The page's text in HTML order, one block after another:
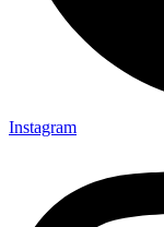
Instagram